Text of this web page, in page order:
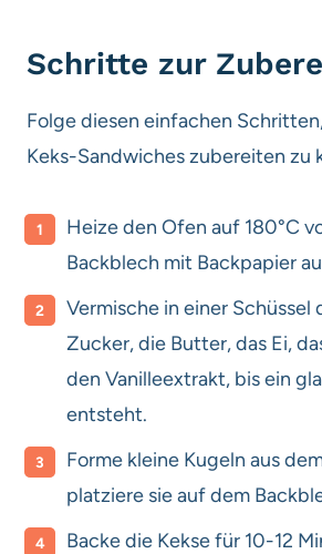
Schritte zur
Folge diesen einfachen
Keks-Sandwiches zubereiten zu
Heize den Ofen auf 180°C
Backblech mit Backpapier
Vermische in einer Schüssel
Zucker, die Butter, das Ei,
den Vanilleextrakt, bis ein
entsteht.
Forme kleine Kugeln aus
platziere sie auf dem
Backe die Kekse für 10-12